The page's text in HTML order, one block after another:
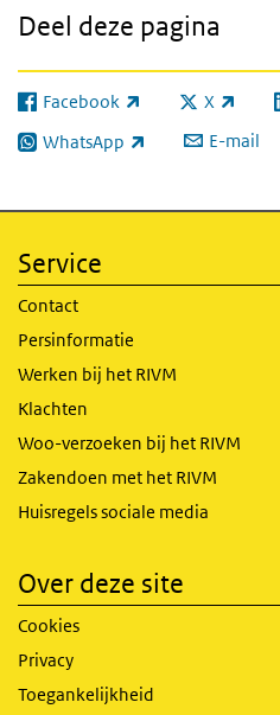
Deel deze pagina
Facebook
(externe link) X
(externe
WhatsApp
(externe link) E-mail
Service
Contact
Persinformatie
Werken bij het RIVM
Klachten
Woo-verzoeken bij het RIVM
Zakendoen met het RIVM
Huisregels sociale media
Over deze site
Cookies
Privacy
Toegankelijkheid